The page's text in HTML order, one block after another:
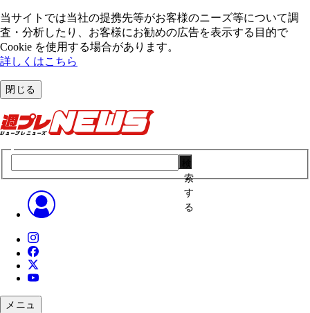
当サイトでは当社の提携先等がお客様のニーズ等について調
査・分析したり、お客様にお勧めの広告を表⽰する⽬的で
Cookie を使⽤する場合があります。
詳しくはこちら
閉じる
索
す
る
メニュ